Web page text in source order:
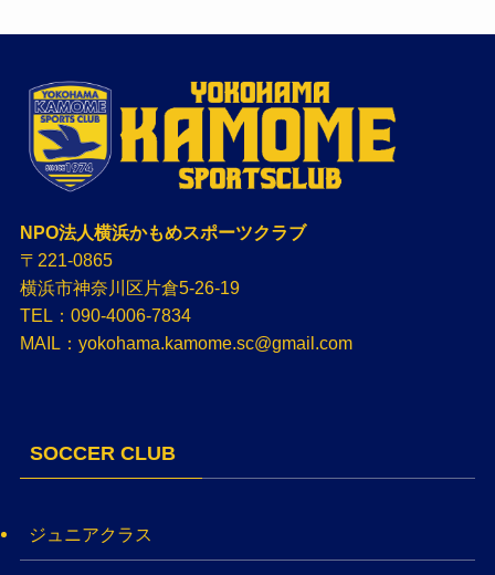
NPO法人横浜かもめスポーツクラブ
〒221-0865
横浜市神奈川区片倉5-26-19
TEL：090-4006-7834
MAIL：yokohama.kamome.sc@gmail.com
SOCCER CLUB
ジュニアクラス